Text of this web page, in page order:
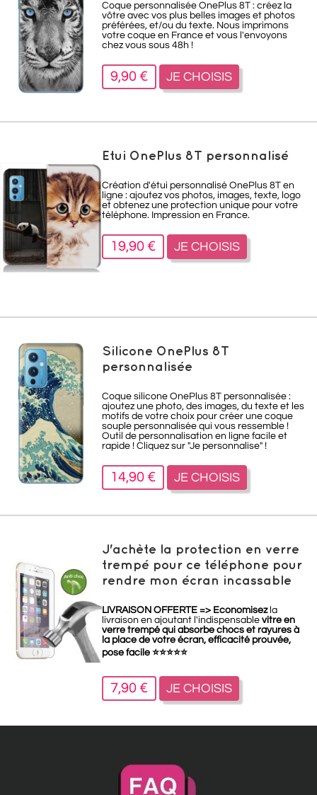
Coque personnalisée OnePlus 8T : créez la
vôtre avec vos plus belles images et photos
préférées, et/ou du texte. Nous imprimons
votre coque en France et vous l'envoyons
chez vous sous 48h !
9,90 € JE CHOISIS
Etui OnePlus 8T personnalisé
Création d'étui personnalisé OnePlus 8T en
ligne : ajoutez vos photos, images, texte, logo
et obtenez une protection unique pour votre
téléphone. Impression en France.
19,90 € JE CHOISIS
Silicone OnePlus 8T
personnalisée
Coque silicone OnePlus 8T personnalisée :
ajoutez une photo, des images, du texte et les
motifs de votre choix pour créer une coque
souple personnalisée qui vous ressemble !
Outil de personnalisation en ligne facile et
rapide ! Cliquez sur "Je personnalise" !
14,90 € JE CHOISIS
J'achète la protection en verre
trempé pour ce téléphone pour
rendre mon écran incassable
LIVRAISON OFFERTE => Economisezla
livraison en ajoutant l'indispensable vitre en
verre trempé qui absorbe chocs et rayures à
la place de votre écran, efficacité prouvée,
pose facile ⭐⭐⭐⭐⭐
7,90 € JE CHOISIS